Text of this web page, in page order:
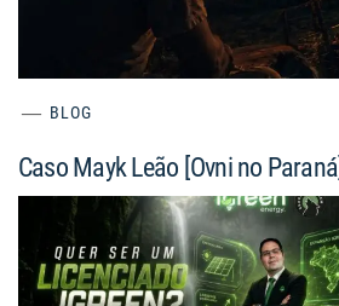
BLOG
Caso Mayk Leão [Ovni no Paraná]